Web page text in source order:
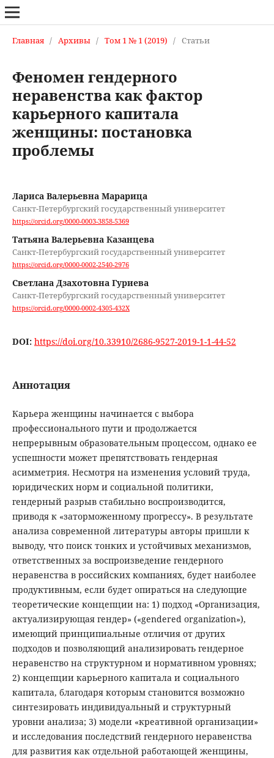
Главная / Архивы / Том 1 № 1 (2019) / Статьи
Феномен гендерного
неравенства как фактор
карьерного капитала
женщины: постановка
проблемы
Лариса Валерьевна Марарица
Санкт-Петербургский государственный университет
https://orcid.org/0000-0003-3858-5369
Татьяна Валерьевна Казанцева
Санкт-Петербургский государственный университет
https://orcid.org/0000-0002-2540-2976
Светлана Дзахотовна Гуриева
Санкт-Петербургский государственный университет
https://orcid.org/0000-0002-4305-432X
DOI: https://doi.org/10.33910/2686-9527-2019-1-1-44-52
Аннотация
Карьера женщины начинается с выбора
профессионального пути и продолжается
непрерывным образовательным процессом, однако ее
успешности может препятствовать гендерная
асимметрия. Несмотря на изменения условий труда,
юридических норм и социальной политики,
гендерный разрыв стабильно воспроизводится,
приводя к «заторможенному прогрессу». В результате
анализа современной литературы авторы пришли к
выводу, что поиск тонких и устойчивых механизмов,
ответственных за воспроизведение гендерного
неравенства в российских компаниях, будет наиболее
продуктивным, если будет опираться на следующие
теоретические концепции на: 1) подход «Организация,
актуализирующая гендер» («gendered organization»),
имеющий принципиальные отличия от других
подходов и позволяющий анализировать гендерное
неравенство на структурном и нормативном уровнях;
2) концепции карьерного капитала и социального
капитала, благодаря которым становится возможно
синтезировать индивидуальный и структурный
уровни анализа; 3) модели «креативной организации»
и исследования последствий гендерного неравенства
для развития как отдельной работающей женщины,